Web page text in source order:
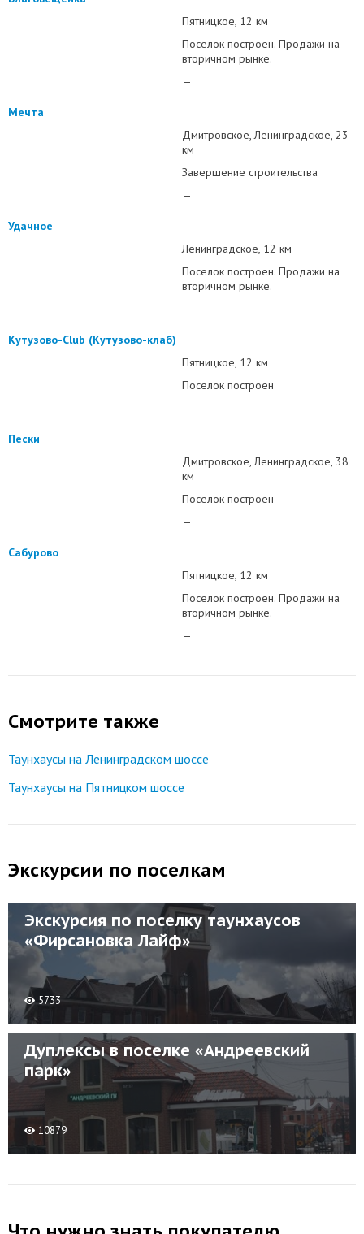
Пятницкое 12 км
Поселок построен. Продажи на
вторичном рынке.
—
Мечта
Дмитровское Ленинградское 23
км
Завершение строительства
—
Удачное
Ленинградское 12 км
Поселок построен. Продажи на
вторичном рынке.
—
Кутузово-Club (Кутузово-клаб)
Пятницкое 12 км
Поселок построен
—
Пески
Дмитровское Ленинградское 38
км
Поселок построен
—
Сабурово
Пятницкое 12 км
Поселок построен. Продажи на
вторичном рынке.
—
Смотрите также
Таунхаусы на Ленинградском шоссе
Таунхаусы на Пятницком шоссе
Экскурсии по поселкам
Экскурсия по поселку таунхаусов
«Фирсановка Лайф»
5733
Дуплексы в поселке «Андреевский
парк»
10879